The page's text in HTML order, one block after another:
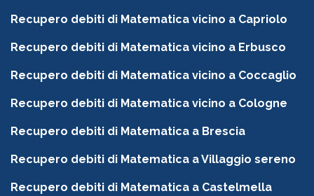
Recupero debiti di Matematica vicino a Capriolo
Recupero debiti di Matematica vicino a Erbusco
Recupero debiti di Matematica vicino a Coccaglio
Recupero debiti di Matematica vicino a Cologne
Recupero debiti di Matematica a Brescia
Recupero debiti di Matematica a Villaggio sereno
Recupero debiti di Matematica a Castelmella